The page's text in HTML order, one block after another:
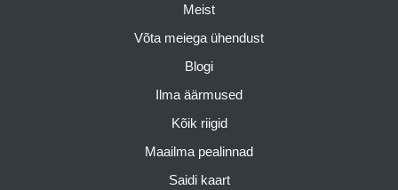
Meist
Võta meiega ühendust
Blogi
Ilma äärmused
Kõik riigid
Maailma pealinnad
Saidi kaart